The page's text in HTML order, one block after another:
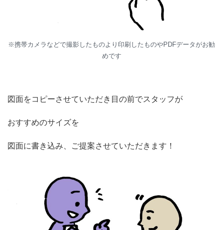
※携帯カメラなどで撮影したものより印刷したものやPDFデータがお勧
めです
図面をコピーさせていただき目の前でスタッフが
おすすめのサイズを
図面に書き込み、ご提案させていただきます！